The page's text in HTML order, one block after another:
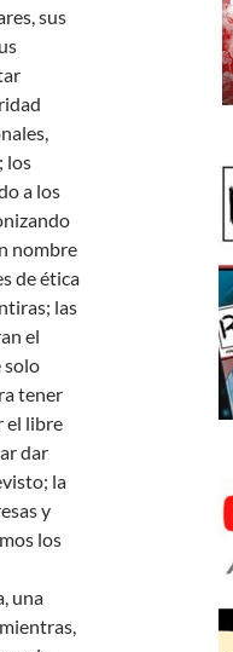
sus
los
a los
nombre
de ética
las
el
solo
tener
el libre
dar
la
y
los
una